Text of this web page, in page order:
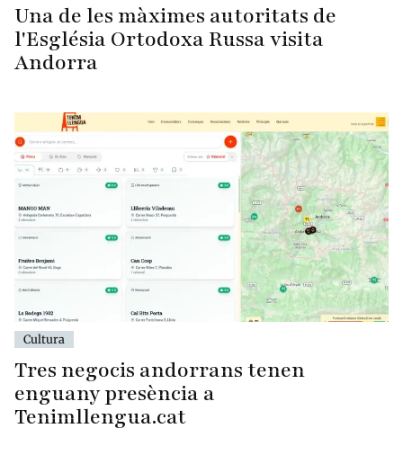
Una de les màximes autoritats de
l'Església Ortodoxa Russa visita
Andorra
Cultura
Tres negocis andorrans tenen
enguany presència a
Tenimllengua.cat